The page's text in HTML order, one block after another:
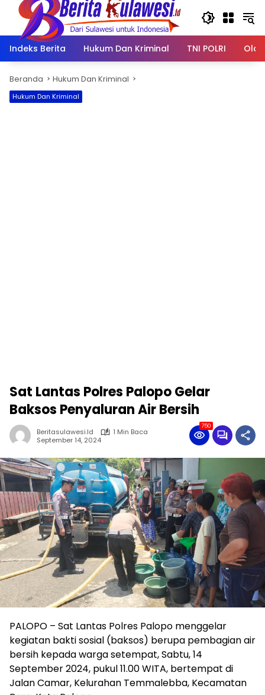
Langsung
konten
Indeks Berita
Hukum Dan Kriminal TNI POLRI
Beranda Hukum Dan Kriminal
Hukum Dan Kriminal
Sat Lantas Polres Palopo Gelar
Baksos Penyaluran Air Bersih
Beritasulawesi.id
1 Min Baca
September 14, 2024
750
PALOPO – Sat Lantas Polres Palopo menggelar
kegiatan bakti sosial (baksos) berupa pembagian air
bersih kepada warga setempat, Sabtu, 14
September 2024, pukul 11.00 WITA, bertempat di
Jalan Camar, Kelurahan Temmalebba, Kecamatan